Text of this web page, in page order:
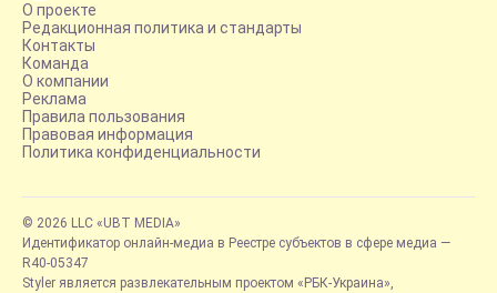
О проекте
Редакционная политика и стандарты
Контакты
Команда
О компании
Реклама
Правила пользования
Правовая информация
Политика конфиденциальности
© 2026 LLC «UBT MEDIA»
Идентификатор онлайн-медиа в Реестре субъектов в сфере медиа —
R40-05347
Styler является развлекательным проектом «РБК-Украина»,